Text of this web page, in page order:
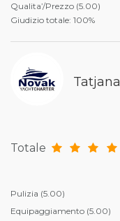
Qualita’/Prezzo (5.00)
Giudizio totale: 100%
Tatjana
Totale
Pulizia (5.00)
Equipaggiamento (5.00)